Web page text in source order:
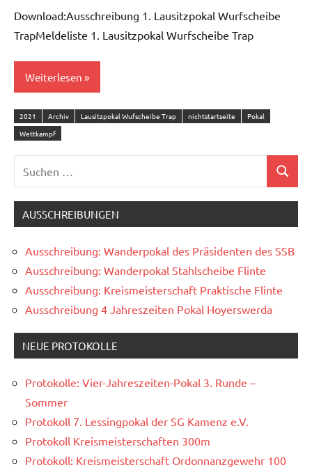
Download:Ausschreibung 1. Lausitzpokal Wurfscheibe
TrapMeldeliste 1. Lausitzpokal Wurfscheibe Trap
Weiterlesen
2021 Archiv Lausitzpokal Wufscheibe Trap nichtstartseite
Pokal
Wettkampf
nach:
Suchen
AUSSCHREIBUNGEN
Ausschreibung: Wanderpokal des Präsidenten des SSB
Ausschreibung: Wanderpokal Stahlscheibe Flinte
Ausschreibung: Kreismeisterschaft Praktische Flinte
Ausschreibung 4 Jahreszeiten Pokal Hoyerswerda
NEUE PROTOKOLLE
Protokolle: Vier-Jahreszeiten-Pokal 3. Runde –
Sommer
Protokoll 7. Lessingpokal der SG Kamenz e.V.
Protokoll Kreismeisterschaften 300m
Protokoll: Kreismeisterschaft Ordonnanzgewehr 100